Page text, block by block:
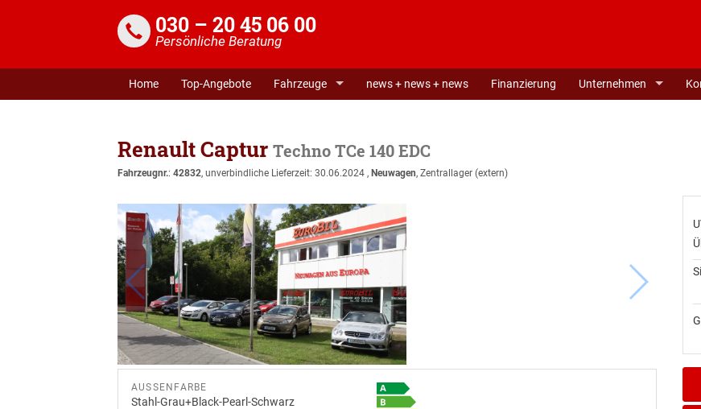
030 – 20 45 06 00
Persönliche Beratung
Home Top-Angebote Fahrzeuge news + news + news Finanzierung Unternehmen
Renault Captur Techno TCe 140 EDC
Fahrzeugnr.: 42832, unverbindliche Lieferzeit: 30.06.2024 , Neuwagen, Zentrallager (extern)
AUSSENFARBE
Stahl-Grau+Black-Pearl-Schwarz